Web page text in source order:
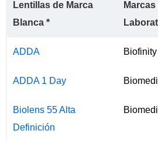
Lentillas de Marca
Blanca *
ADDA Biofinity
ADDA 1 Day
Biolens 55 Alta
Definición